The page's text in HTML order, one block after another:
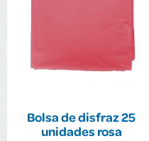
Bolsa de disfraz 25
unidades rosa